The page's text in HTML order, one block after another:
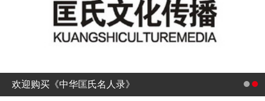
欢迎购买《中华匡氏名人录》